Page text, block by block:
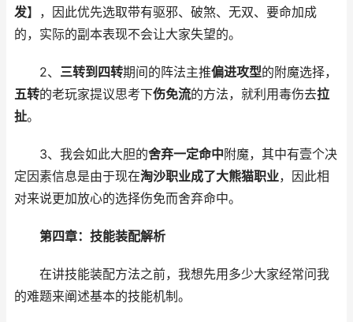
发】，因此优先选取带有驱邪、破煞、无双、要命加成
的，实际的副本表现不会让大家失望的。
2、 三转到四转期间的阵法主推偏进攻型的附魔选择，
五转的老玩家提议思考下伤免流的方法，就利用毒伤去拉
扯。
3、我会如此大胆的舍弃一定命中附魔，其中有壹个决
定因素信息是由于现在淘沙职业成了大熊猫职业，因此相
对来说更加放心的选择伤免而舍弃命中。
第四章：技能装配解析
在讲技能装配方法之前，我想先用多少大家经常问我
的难题来阐述基本的技能机制。